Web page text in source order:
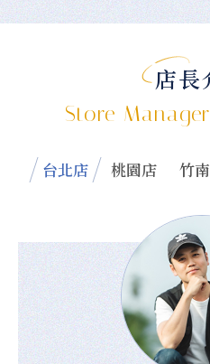
店長
Store
台北店 桃園店 竹